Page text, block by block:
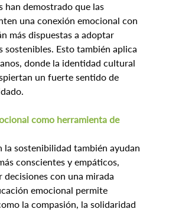
han demostrado que las
una conexión emocional con
más dispuestas a adoptar
sostenibles. Esto también aplica
donde la identidad cultural
un fuerte sentido de
como herramienta de
la sostenibilidad también ayudan
conscientes y empáticos,
decisiones con una mirada
emocional permite
la compasión, la solidaridad